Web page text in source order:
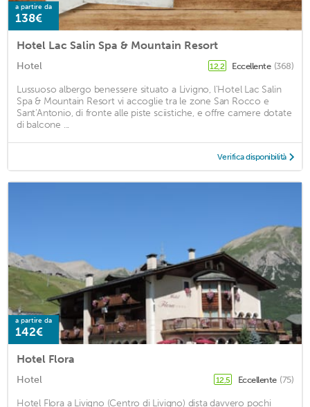
a partire da
138€
Hotel Lac Salin Spa & Mountain Resort
Hotel 12,2 Eccellente (368)
Lussuoso albergo benessere situato a Livigno, l'Hotel Lac Salin
Spa & Mountain Resort vi accoglie tra le zone San Rocco e
Sant'Antonio, di fronte alle piste sciistiche, e offre camere dotate
di balcone ...
Verifica disponibilità
a partire da
142€
Hotel Flora
Hotel 12,5 Eccellente (75)
Hotel Flora a Livigno (Centro di Livigno) dista davvero pochi